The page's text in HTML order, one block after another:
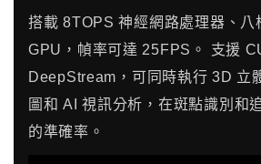
搭載 8TOPS 神經網路處理器、八
GPU，幀率可達 25FPS。 支援
DeepStream，可同時執行 3D 立
圖和 AI 視訊分析，在斑點識別和
的準確率。